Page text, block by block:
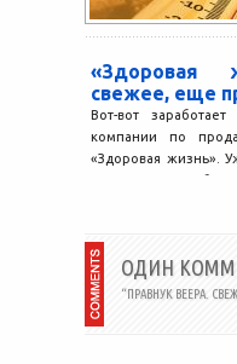
«Здоровая
свежее, еще
Вот-вот
компании по
«Здоровая жизнь».
покупателям веб-
ОДИН
“ПРАВНУК ВЕЕРА.